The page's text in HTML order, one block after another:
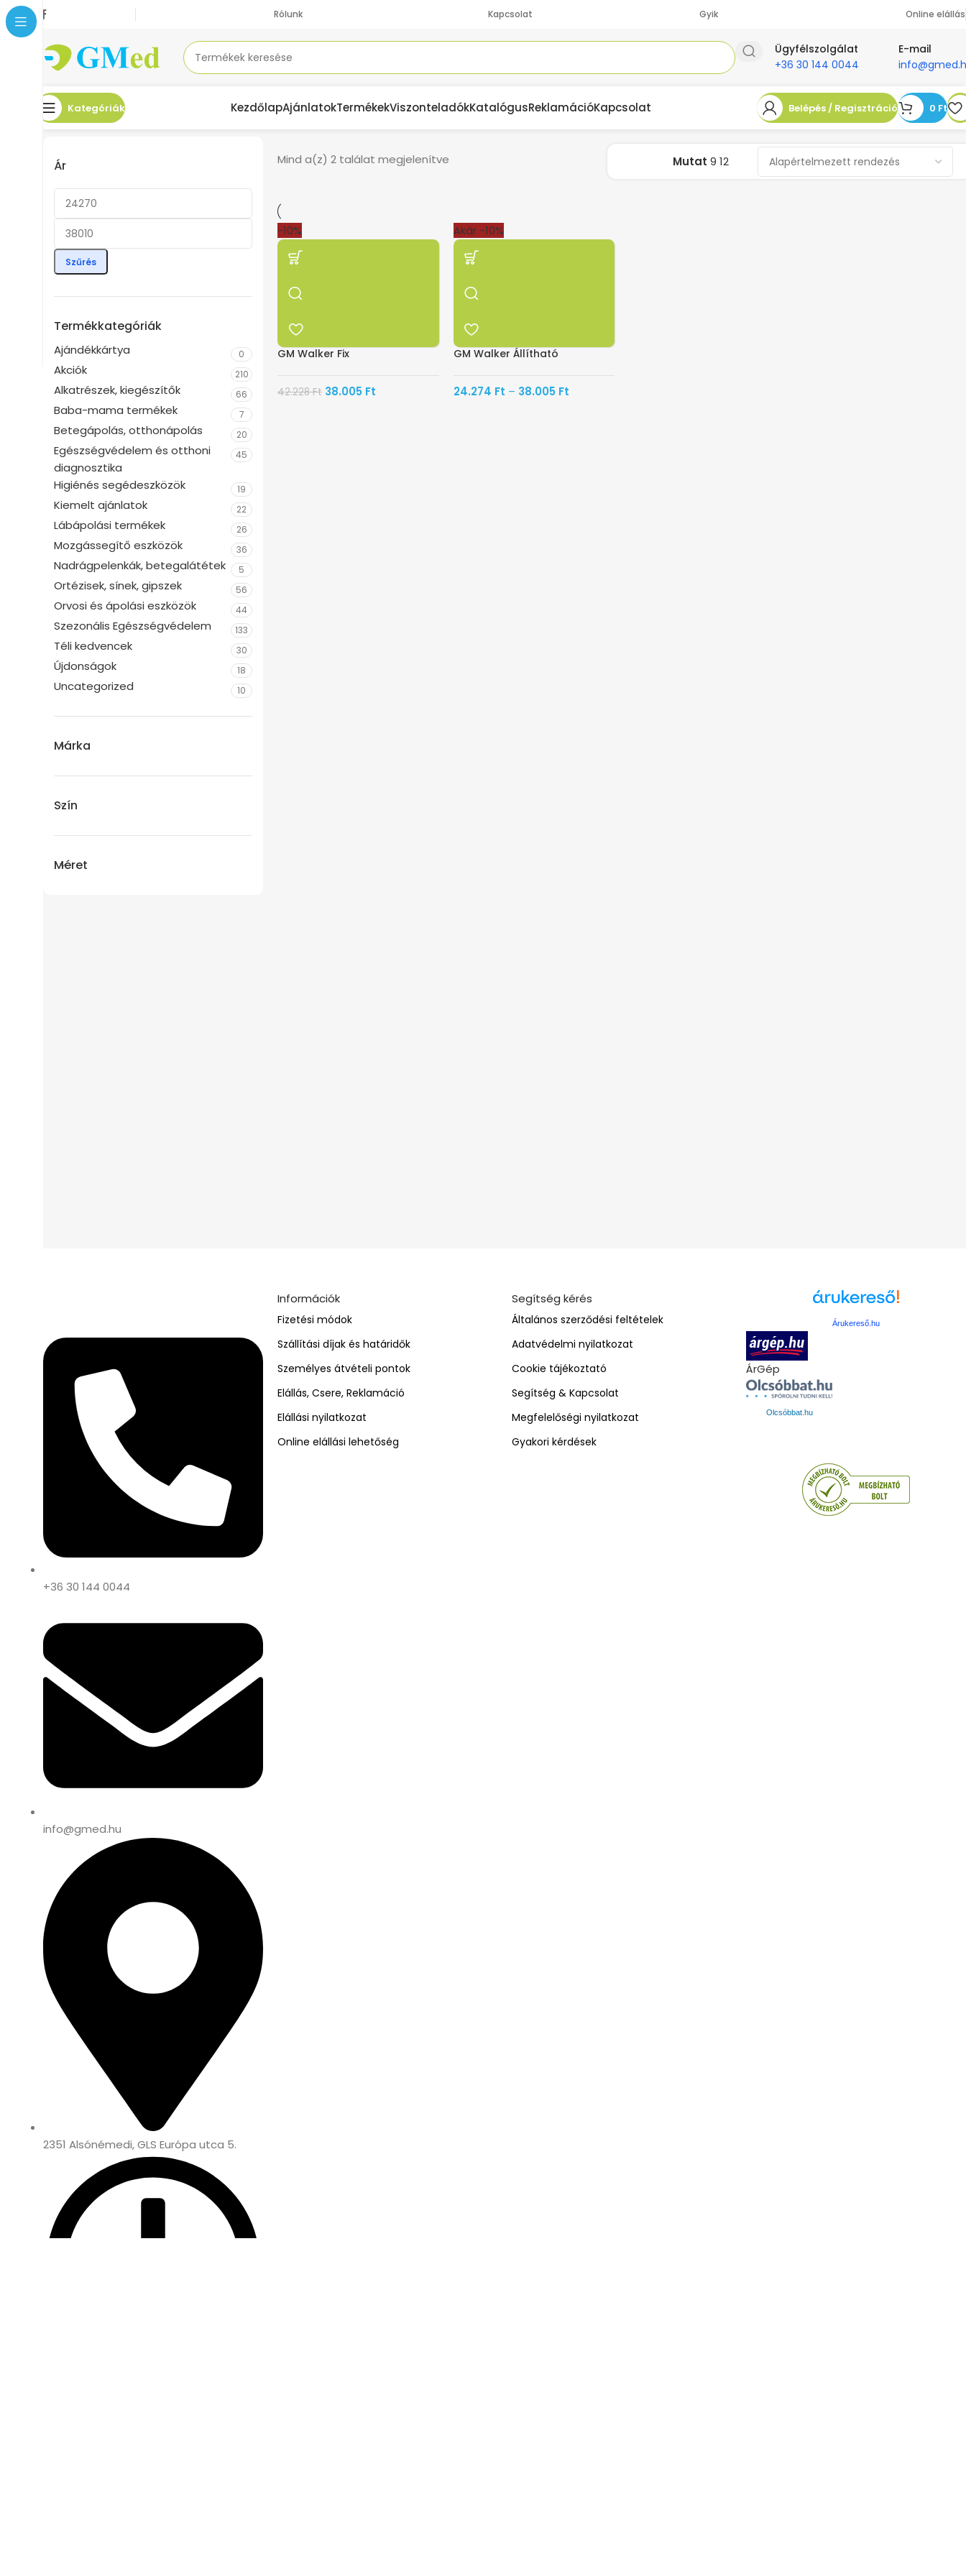
Rólunk Kapcsolat Gyik Online elállás
Ügyfélszolgálat
+36 30 144 0044
E-mail
Kategóriák KezdőlapAjánlatokTermékekViszonteladókKatalógusReklamációKapcsolat Belépés / Regisztráció 0 Ft
Ár
Szűrés
Termékkategóriák
Ajándékkártya 0
Akciók 210
Alkatrészek, kiegészítők 66
Baba-mama termékek 7
Betegápolás, otthonápolás 20
Egészségvédelem és otthoni
diagnosztika
45
Higiénés segédeszközök 19
Kiemelt ajánlatok 22
Lábápolási termékek 26
Mozgássegítő eszközök 36
Nadrágpelenkák, betegalátétek 5
Ortézisek, sínek, gipszek 56
Orvosi és ápolási eszközök 44
Szezonális Egészségvédelem 133
Téli kedvencek 30
Újdonságok 18
Uncategorized 10
Márka
Szín
Méret
Mind a(z) 2 találat megjelenítve Mutat 9 12
-10%
GM Walker Fix
42.228Ft 38.005 Ft
Akár -10%
GM Walker Állítható
24.274 Ft – 38.005 Ft
+36 30 144 0044
info@gmed.hu
2351 Alsónémedi, GLS Európa utca 5.
Információk
Fizetési módok
Szállítási díjak és határidők
Személyes átvételi pontok
Elállás, Csere, Reklamáció
Elállási nyilatkozat
Online elállási lehetőség
Segítség kérés
Általános szerződési feltételek
Adatvédelmi nyilatkozat
Cookie tájékoztató
Segítség & Kapcsolat
Megfelelőségi nyilatkozat
Gyakori kérdések
Árukereső.hu
ÁrGép
Olcsóbbat.hu